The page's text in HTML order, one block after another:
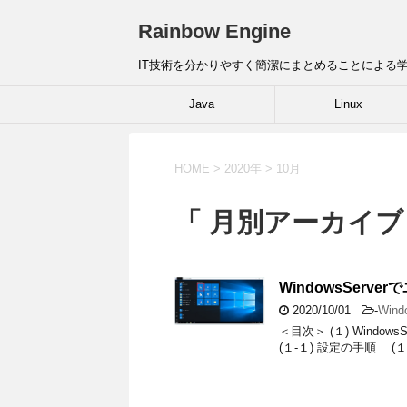
Rainbow Engine
IT技術を分かりやすく簡潔にまとめることによる
Java Linux
HOME > 2020年 > 10月
「 月別アーカイ
WindowsServerで
2020/10/01 -
＜目次＞ (１)
(１-１) 設定の手順 (１